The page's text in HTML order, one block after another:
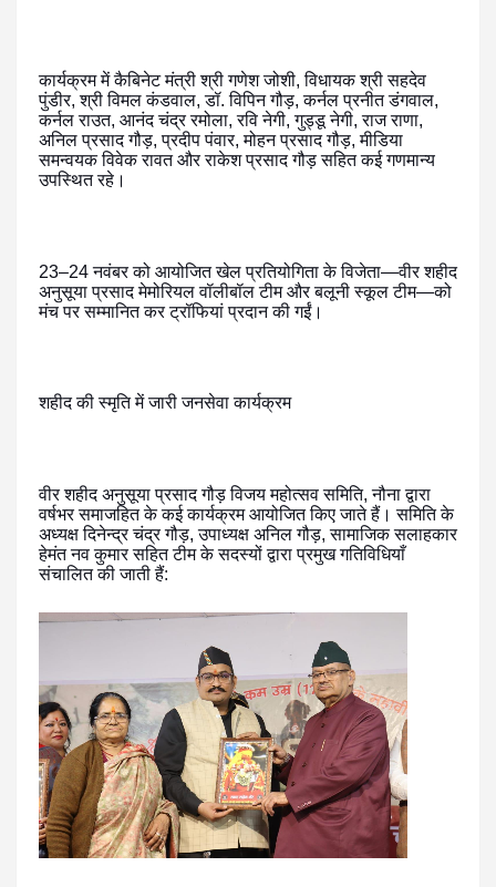
कार्यक्रम में कैबिनेट मंत्री श्री गणेश जोशी, विधायक श्री सहदेव
पुंडीर, श्री विमल कंडवाल, डॉ. विपिन गौड़, कर्नल प्रनीत डंगवाल,
कर्नल राउत, आनंद चंद्र रमोला, रवि नेगी, गुड्डू नेगी, राज राणा,
अनिल प्रसाद गौड़, प्रदीप पंवार, मोहन प्रसाद गौड़, मीडिया
समन्वयक विवेक रावत और राकेश प्रसाद गौड़ सहित कई गणमान्य
उपस्थित रहे।
23–24 नवंबर को आयोजित खेल प्रतियोगिता के विजेता—वीर शहीद
अनुसूया प्रसाद मेमोरियल वॉलीबॉल टीम और बलूनी स्कूल टीम—को
मंच पर सम्मानित कर ट्रॉफियां प्रदान की गईं।
शहीद की स्मृति में जारी जनसेवा कार्यक्रम
वीर शहीद अनुसूया प्रसाद गौड़ विजय महोत्सव समिति, नौना द्वारा
वर्षभर समाजहित के कई कार्यक्रम आयोजित किए जाते हैं। समिति के
अध्यक्ष दिनेन्द्र चंद्र गौड़, उपाध्यक्ष अनिल गौड़, सामाजिक सलाहकार
हेमंत नव कुमार सहित टीम के सदस्यों द्वारा प्रमुख गतिविधियाँ
संचालित की जाती हैं: